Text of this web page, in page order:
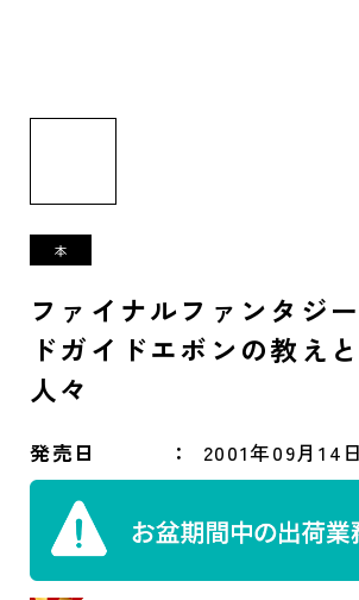
ファイナルファンタジ
ドガイドエボンの教え
人々
発売日 2001年09月14日